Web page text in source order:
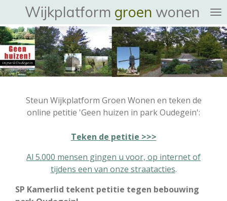
direct
naar
de
hoofdinhoud
Wijkplatform groen wonen
Steun Wijkplatform Groen Wonen en teken de
online petitie 'Geen huizen in park Oudegein':
Teken de petitie >>>
Al 5.000 mensen gingen u voor, op internet of
tijdens een van onze straatacties.
SP Kamerlid tekent petitie tegen bebouwing